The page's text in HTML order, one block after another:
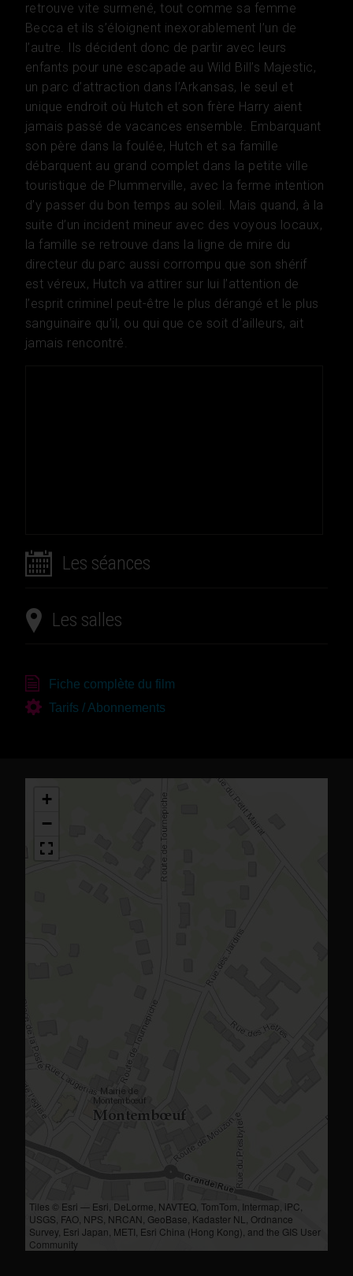
retrouve vite surmené, tout comme sa femme
Becca et ils s’éloignent inexorablement l’un de
l’autre. Ils décident donc de partir avec leurs
enfants pour une escapade au Wild Bill’s Majestic,
un parc d’attraction dans l’Arkansas, le seul et
unique endroit où Hutch et son frère Harry aient
jamais passé de vacances ensemble. Embarquant
son père dans la foulée, Hutch et sa famille
débarquent au grand complet dans la petite ville
touristique de Plummerville, avec la ferme intention
d’y passer du bon temps au soleil. Mais quand, à la
suite d’un incident mineur avec des voyous locaux,
la famille se retrouve dans la ligne de mire du
directeur du parc aussi corrompu que son shérif
est véreux, Hutch va attirer sur lui l’attention de
l’esprit criminel peut-être le plus dérangé et le plus
sanguinaire qu’il, ou qui que ce soit d’ailleurs, ait
jamais rencontré.
Les séances
Les salles
Fiche complète du film
Tarifs / Abonnements
+
−
Tiles © Esri — Esri, DeLorme, NAVTEQ, TomTom, Intermap, iPC,
USGS, FAO, NPS, NRCAN, GeoBase, Kadaster NL, Ordnance
Survey, Esri Japan, METI, Esri China (Hong Kong), and the GIS User
Community